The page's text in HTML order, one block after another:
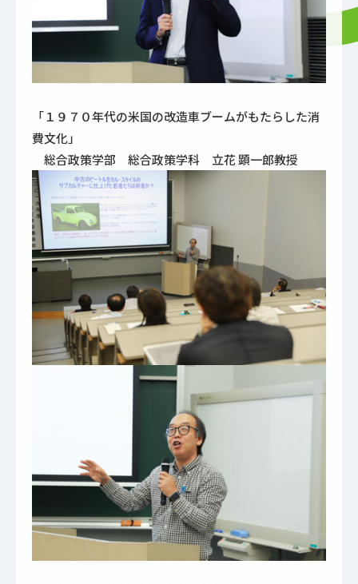
「１９７０年代の米国の改造車ブームがもたらした消
費文化」
総合政策学部 総合政策学科 立花 顕一郎教授